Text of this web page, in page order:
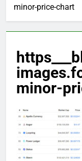
minor-price-chart
minor-